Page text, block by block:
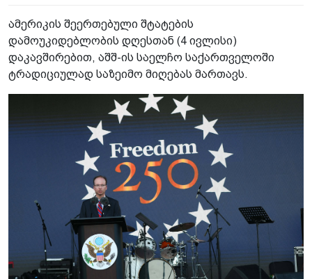
ამერიკის შეერთებული შტატების
დამოუკიდებლობის დღესთან (4 ივლისი)
დაკავშირებით, აშშ-ის საელჩო საქართველოში
ტრადიციულად საზეიმო მიღებას მართავს.